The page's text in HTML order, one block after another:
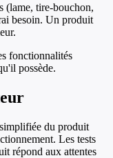
(lame, tire-bouchon,
besoin. Un produit
fonctionnalités
possède.
du produit
Les tests
répond aux attentes